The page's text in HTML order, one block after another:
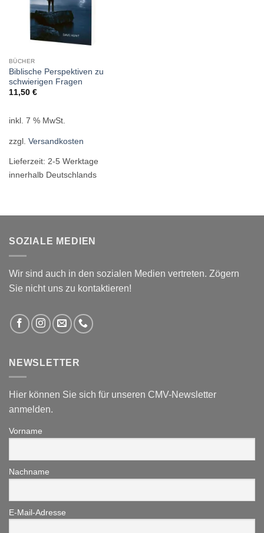
BÜCHER
Biblische Perspektiven zu
schwierigen Fragen
11,50 €
inkl. 7 % MwSt.
zzgl. Versandkosten
Lieferzeit: 2-5 Werktage
innerhalb Deutschlands
SOZIALE MEDIEN
Wir sind auch in den sozialen Medien vertreten. Zögern
Sie nicht uns zu kontaktieren!
NEWSLETTER
Hier können Sie sich für unseren CMV-Newsletter
anmelden.
Vorname
Nachname
E-Mail-Adresse